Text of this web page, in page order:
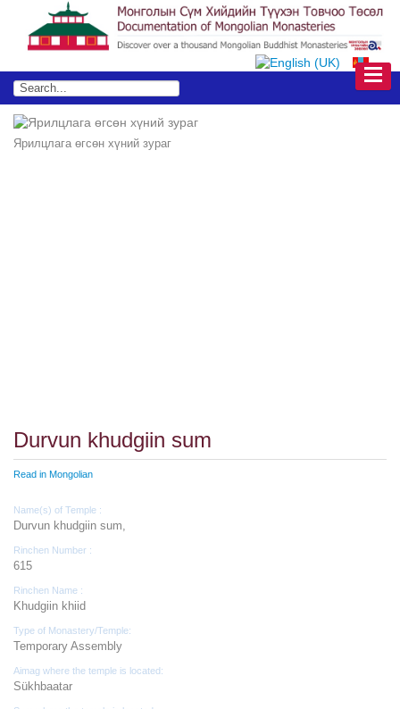
Ярилцлага өгсөн хүний зураг
Durvun khudgiin sum
Read in Mongolian
Name(s) of Temple :
Durvun khudgiin sum,
Rinchen Number :
615
Rinchen Name :
Khudgiin khiid
Type of Monastery/Temple:
Temporary Assembly
Aimag where the temple is located:
Sükhbaatar